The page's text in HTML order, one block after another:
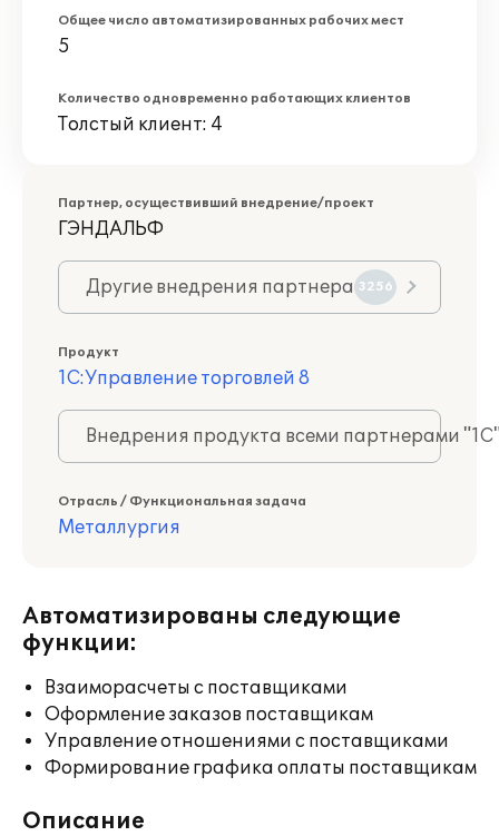
Общее число автоматизированных рабочих мест
5
Количество одновременно работающих клиентов
Толстый клиент: 4
Партнер, осуществивший внедрение/проект
ГЭНДАЛЬФ
Другие внедрения партнера 3256
Продукт
1С:Управление торговлей 8
Внедрения продукта всеми партнерами
Отрасль / Функциональная задача
Металлургия
Автоматизированы следующие
функции:
Взаиморасчеты с поставщиками
Оформление заказов поставщикам
Управление отношениями с поставщиками
Формирование графика оплаты поставщикам
Описание